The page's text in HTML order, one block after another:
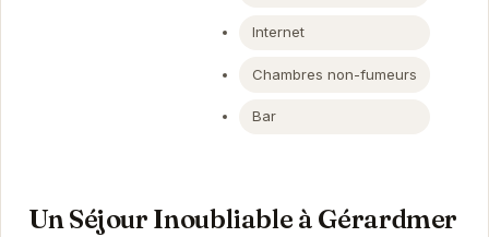
Internet
Chambres non-fumeurs
Bar
Un Séjour Inoubliable à Gérardmer